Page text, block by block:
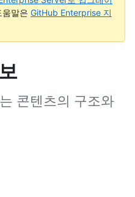
말은 GitHub Enterprise 지
콘텐츠의 구조와